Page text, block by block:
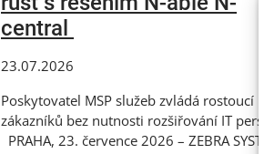
central
23.07.2026
Poskytovatel MSP služeb zvládá rostoucí
zákazníků bez nutnosti rozšiřování IT
PRAHA, 23. července 2026 – ZEBRA